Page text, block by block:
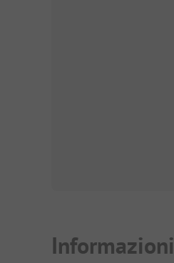
Informazioni